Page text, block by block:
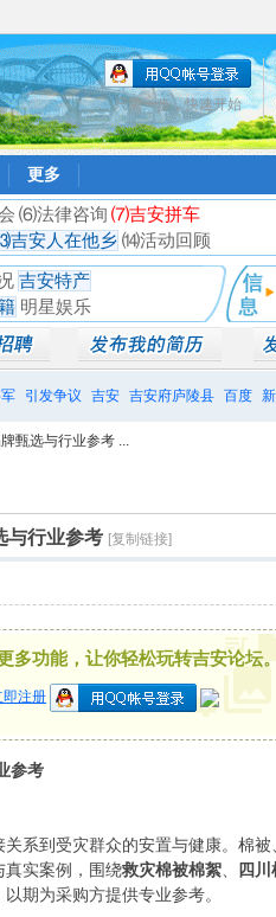
只需一步，快速开始
更多
⑹法律咨询 ⑺吉安拼车
吉安人在他乡 ⒁活动回顾
吉安特产
明星娱乐
引发争议 吉安 吉安府庐陵县 百度
甄选与行业参考 ...
与行业参考 [复制链接]
多功能，让你轻松玩转吉安论坛
即注册
参考
系到受灾群众的安置与健康。棉
真实案例，围绕救灾棉被棉絮 四
期为采购方提供专业参考。